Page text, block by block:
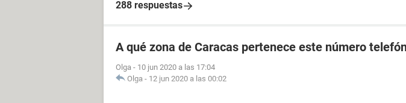
288 respuestas
A qué zona de Caracas pertenece este número
Olga - 10 jun 2020 a las 17:04
Olga - 12 jun 2020 a las 00:02